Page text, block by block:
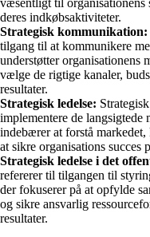
deres indkøbsaktiviteter.
Strategisk kommunikation:
tilgang til at kommunikere
understøtter
vælge de rigtige kanaler,
resultater.
Strategisk ledelse:
implementere de langsigtede
indebærer at forstå
at sikre organisations succes
Strategisk ledelse i det
refererer til tilgangen til
der fokuserer på at opfylde
og sikre ansvarlig
resultater.